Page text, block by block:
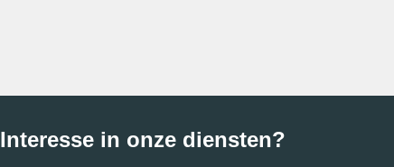
Interesse in onze diensten?